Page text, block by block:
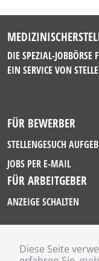
Diese Seite
DIE SPEZIAL-
EIN SERVICE VON
FÜR BEWERBER
STELLENGESUCH
JOBS PER E-MAIL
FÜR ARBEITGEBER
ANZEIGE SCHALTEN
IMPRESSUM